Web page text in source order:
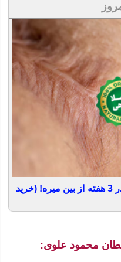
جای هر زخم و بخیه با این روش در 3 هفته از بین میره! (خرید
محمود علوی: